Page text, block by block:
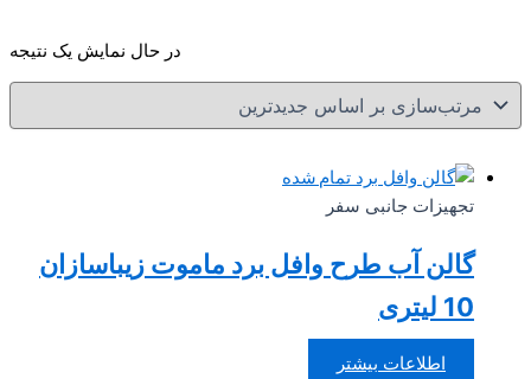
در حال نمایش یک نتیجه
تمام شده
تجهیزات جانبی سفر
گالن آب طرح وافل برد ماموت زیباسازان
10 لیتری
اطلاعات بیشتر